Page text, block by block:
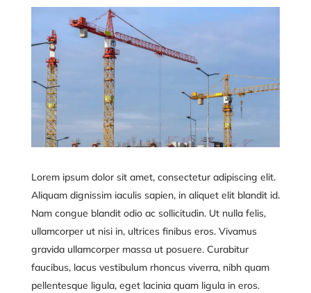
Lorem ipsum dolor sit amet, consectetur adipiscing elit.
Aliquam dignissim iaculis sapien, in aliquet elit blandit id.
Nam congue blandit odio ac sollicitudin. Ut nulla felis,
ullamcorper ut nisi in, ultrices finibus eros. Vivamus
gravida ullamcorper massa ut posuere. Curabitur
faucibus, lacus vestibulum rhoncus viverra, nibh quam
pellentesque ligula, eget lacinia quam ligula in eros.